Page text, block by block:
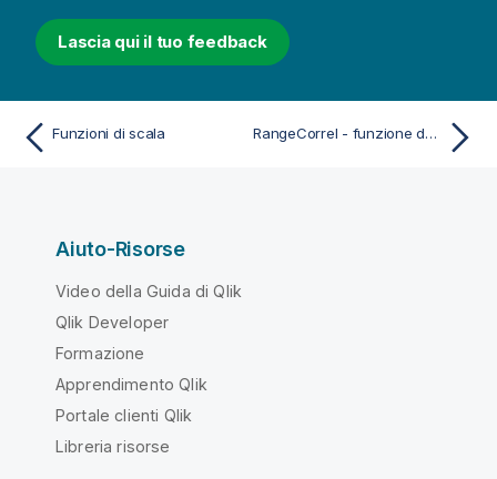
Lascia qui il tuo feedback
Funzioni di scala RangeCorrel - funzione dello script e del grafico
Aiuto-Risorse
Video della Guida di Qlik
Qlik Developer
Formazione
Apprendimento Qlik
Portale clienti Qlik
Libreria risorse